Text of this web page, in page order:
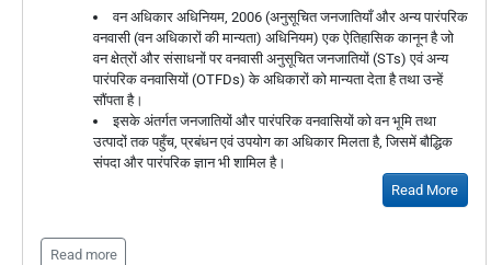
वन अधिकार अधिनियम, 2006 (अनुसूचित जनजातियाँ और अन्य पारंपरिक
वनवासी (वन अधिकारों की मान्यता) अधिनियम) एक ऐतिहासिक कानून है जो
वन क्षेत्रों और संसाधनों पर वनवासी अनुसूचित जनजातियों (STs) एवं अन्य
पारंपरिक वनवासियों (OTFDs) के अधिकारों को मान्यता देता है तथा उन्हें
सौंपता है।
इसके अंतर्गत जनजातियों और पारंपरिक वनवासियों को वन भूमि तथा
उत्पादों तक पहुँच, प्रबंधन एवं उपयोग का अधिकार मिलता है, जिसमें बौद्धिक
संपदा और पारंपरिक ज्ञान भी शामिल है।
Read More
Read more